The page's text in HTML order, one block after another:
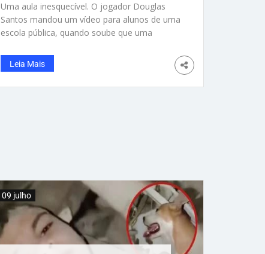
Uma aula inesquecível. O jogador Douglas
Santos mandou um vídeo para alunos de uma
escola pública, quando soube que uma
Seleção Brasileira para mostrar às crianças
que sonhos podem se tornar realidade. Ele viu
a homenagem e respondeu da forma mais
gravaram um
Leia Mais
09 julho